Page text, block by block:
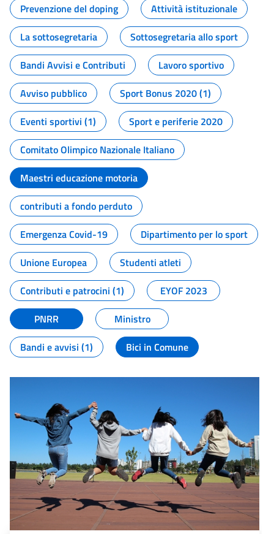
Prevenzione del doping
Attività istituzionale
La sottosegretaria
Sottosegretaria allo sport
Bandi Avvisi e Contributi
Lavoro sportivo
Avviso pubblico
Sport Bonus 2020 (1)
Eventi sportivi (1)
Sport e periferie 2020
Comitato Olimpico Nazionale Italiano
Maestri educazione motoria
contributi a fondo perduto
Emergenza Covid-19
Dipartimento per lo sport
Unione Europea
Studenti atleti
Contributi e patrocini (1)
EYOF 2023
PNRR
Ministro
Bandi e avvisi (1)
Bici in Comune